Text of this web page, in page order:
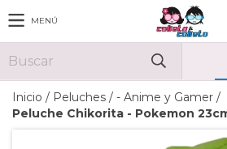
MENÚ
Inicio / Peluches / - Anime y Gamer /
Peluche Chikorita - Pokemon